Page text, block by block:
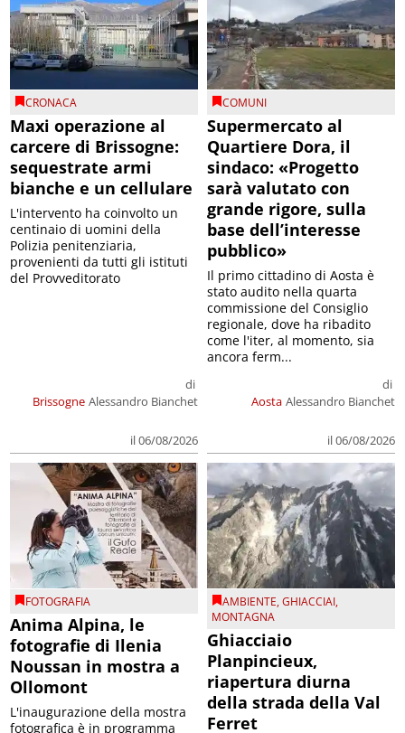
CRONACA
Maxi operazione al
carcere di Brissogne:
sequestrate armi
bianche e un cellulare
Brissogne
di
Alessandro Bianchet
il 06/08/2026
L'intervento ha coinvolto un
centinaio di uomini della
Polizia penitenziaria,
provenienti da tutti gli istituti
del Provveditorato
COMUNI
Supermercato al
Quartiere Dora, il
sindaco: «Progetto
sarà valutato con
grande rigore, sulla
base dell’interesse
pubblico»
Aosta
di
Alessandro Bianchet
il 06/08/2026
Il primo cittadino di Aosta è
stato audito nella quarta
commissione del Consiglio
regionale, dove ha ribadito
come l'iter, al momento, sia
ancora ferm...
FOTOGRAFIA
Anima Alpina, le
fotografie di Ilenia
Noussan in mostra a
Ollomont
L'inaugurazione della mostra
fotografica è in programma
AMBIENTE,GHIACCIAI,
MONTAGNA
Ghiacciaio
Planpincieux,
riapertura diurna
della strada della Val
Ferret